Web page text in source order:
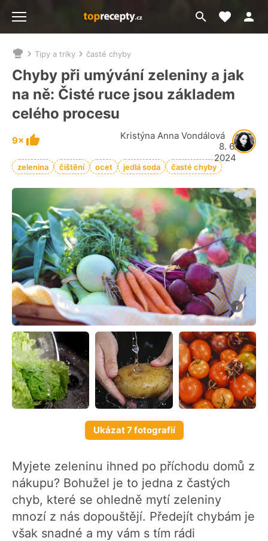
Přejít
na
Moje
Nacházíte
se
zde:
Tipy a triky časté chyby
Chyby při umývání zeleniny a jak
na ně: Čisté ruce jsou základem
celého procesu
9×
Kristýna Anna Vondálová
8. 6.
2024
zelenina čištění ocet jedlá soda časté chyby
Ukázat 7 fotografií
Myjete zeleninu ihned po příchodu domů z
nákupu? Bohužel je to jedna z častých
chyb, které se ohledně mytí zeleniny
mnozí z nás dopouštějí. Předejít chybám je
však snadné a my vám s tím rádi